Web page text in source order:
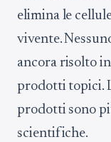
elimina le
vivente.
ancora risolto
prodotti topici.
prodotti sono
scientifiche.